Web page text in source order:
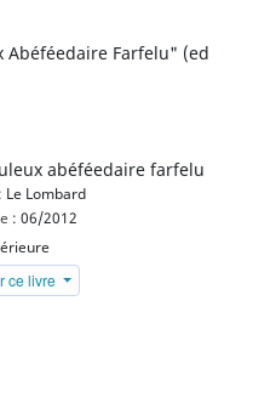
Abéféedaire Farfelu" (ed
abéféedaire farfelu
Le Lombard
: 06/2012
ce livre